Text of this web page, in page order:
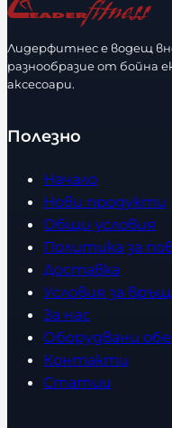
Лидерфитнес е водещ
разнообразие от бойна
аксесоари.
Полезно
Начало
Нови продукти
Общи условия
Политика за
Доставка
Условия за
За нас
Оборудвани
Контакти
Статии